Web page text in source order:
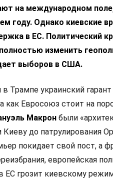
на международном
году. Однако киевские
в ЕС. Политический
изменить
выборов в США.
Трампе украинский
как Евросоюз стоит на
Макрон были
до патрулирования
покидает свой пост, а
европейская
ЕС грозит киевскому